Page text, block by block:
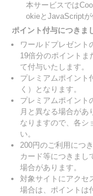
本サービスでは
okieとJavaScriptが
ポイント付与につきま
ワールドプレゼント
19倍分のポイントま
て付与いたします。
プレミアムポイント
く）となります。
プレミアムポイント
月と異なる場合があ
なりますので、各シ
い。
200円のご利用につ
カード等につきまし
場合があります。
対象サイトにアクセ
場合は、ポイントは